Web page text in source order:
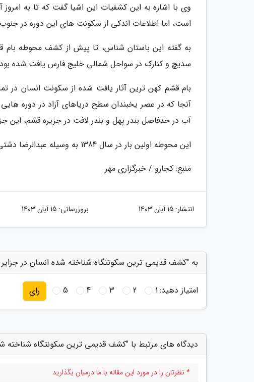
وی با اشاره به این کشفیات این اشیا گفت که تا به
است، اما اطلاعات اندکی از سکونت های این دوره در جنوب
به گفته این باستان شناس، تا پیش از کشف محوطه بام
سدیچ و کنارک در سواحل شمالی خلیج فارس یافت شده
بام قشم کهن ترین آثار یافت شده از سکونت انسان در
آب در حدفاصل بندر پهل و بندر لافت در جزیره قشم، این
این محوطه اولین بار در سال 1384 به وسیله عبدالرضا دشتی زاده شناسایی و در سال 1390 در لیست آثار ملی به ثبت رسید .
منبع: کجارو / خبرگزاری مهر
انتشار: 15 آبان 1403 بروزرسانی: 15 آبان 1403
به "کشف قدیمی ترین سکونتگاه شناخته شده انسان در جزایر
امتیاز دهید:1
2
3
4
5 رای
دیدگاه های مرتبط با "کشف قدیمی ترین سکونتگاه شناخته
* نظرتان را در مورد این مقاله با ما درمیان بگذارید